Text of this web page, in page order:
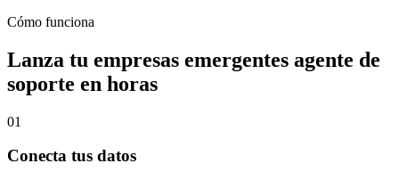
Cómo funciona
Lanza tu empresas emergentes agente de
soporte en horas
01
Conecta tus datos